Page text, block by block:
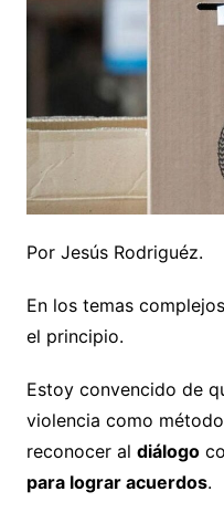
Por Jesús Rodriguéz.
En los temas
el principio.
Estoy convencido de
violencia como
reconocer al diálogo
para lograr acuerdos.